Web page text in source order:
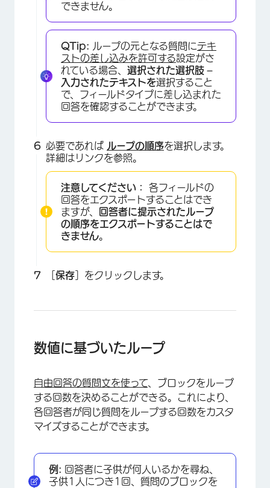
×
×
できません。
QTip: ループの元となる質問にテキ
ストの差し込みを許可する設定がさ
れている場合、 選択された選択肢 –
入力されたテキストを選択すること
で、フィールドタイプに差し込まれた
回答を確認することができます。
必要であれば ループの順序を選択します。
詳細はリンクを参照。
注意してください： 各フィールドの
回答をエクスポートすることはでき
ますが、
回答者に提示されたループ
の順序をエクスポートすることはで
きません。
保存 ］をクリックします。
数値に基づいたループ
自由回答の質問文を使って 、ブロックをループ
する回数を決めることができる。これにより、
各回答者が同じ質問をループする回数をカスタ
マイズすることができます。
例: 回答者に子供が何人いるかを尋ね、
子供1人につき1回、質問のブロックを